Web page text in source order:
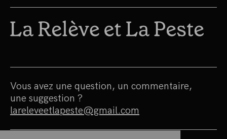
Vous avez une question, un commentaire,
une suggestion ?
lareleveetlapeste@gmail.com